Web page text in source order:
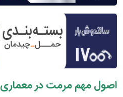
اصول مهم مرمت در معماری